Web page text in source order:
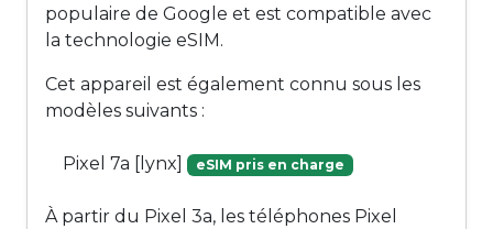
populaire de Google et est compatible avec
la technologie eSIM.
Cet appareil est également connu sous les
modèles suivants :
Pixel 7a [lynx] eSIM pris en charge
À partir du Pixel 3a, les téléphones Pixel